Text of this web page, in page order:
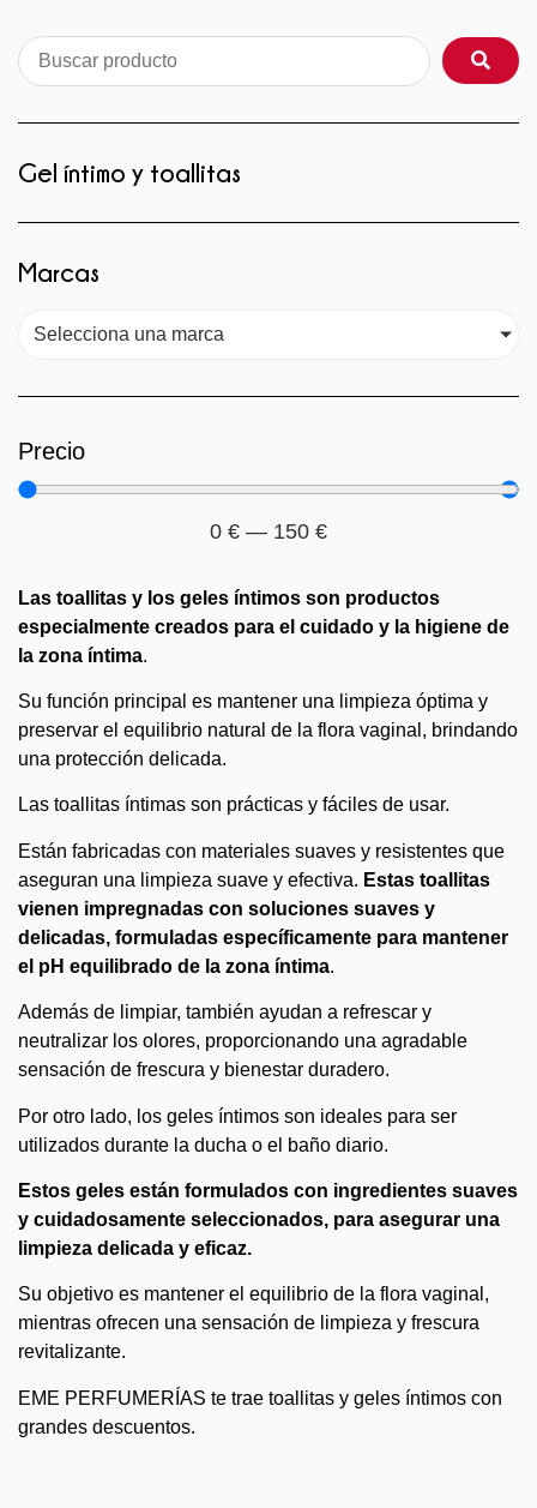
Gel íntimo y toallitas
Marcas
Selecciona una marca
Precio
0 € — 150 €
Las toallitas y los geles íntimos son productos
especialmente creados para el cuidado y la higiene de
la zona íntima.
Su función principal es mantener una limpieza óptima y
preservar el equilibrio natural de la flora vaginal, brindando
una protección delicada.
Las toallitas íntimas son prácticas y fáciles de usar.
Están fabricadas con materiales suaves y resistentes que
aseguran una limpieza suave y efectiva. Estas toallitas
vienen impregnadas con soluciones suaves y
delicadas, formuladas específicamente para mantener
el pH equilibrado de la zona íntima.
Además de limpiar, también ayudan a refrescar y
neutralizar los olores, proporcionando una agradable
sensación de frescura y bienestar duradero.
Por otro lado, los geles íntimos son ideales para ser
utilizados durante la ducha o el baño diario.
Estos geles están formulados con ingredientes suaves
y cuidadosamente seleccionados, para asegurar una
limpieza delicada y eficaz.
Su objetivo es mantener el equilibrio de la flora vaginal,
mientras ofrecen una sensación de limpieza y frescura
revitalizante.
EME PERFUMERÍAS te trae toallitas y geles íntimos con
grandes descuentos.